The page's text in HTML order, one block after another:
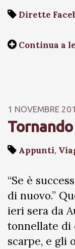
Dirette
Continua a
1 NOVEMBRE
Appunti,
“Se è
di nuovo.”
ieri sera da
tonnellate di
scarpe, e gli